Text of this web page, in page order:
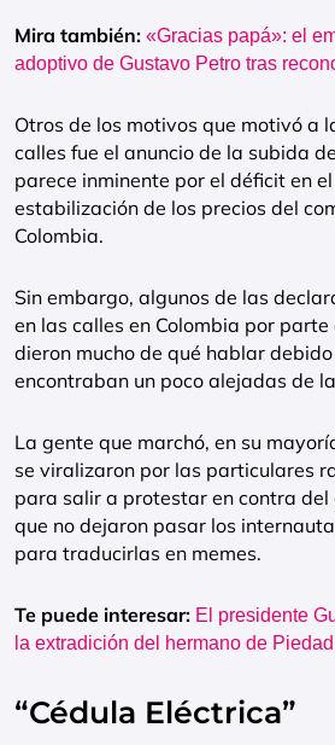
Mira también: «Gracias papá»: el
adoptivo de Gustavo Petro tras
Otros de los motivos que motivó a
calles fue el anuncio de la subida
parece inminente por el déficit en
estabilización de los precios del
Colombia.
Sin embargo, algunos de las
en las calles en Colombia por
dieron mucho de qué hablar
encontraban un poco alejadas de
La gente que marchó, en su
se viralizaron por las particulares
para salir a protestar en contra del
que no dejaron pasar los
para traducirlas en memes.
Te puede interesar: El presidente
la extradición del hermano de
“Cédula Eléctrica”